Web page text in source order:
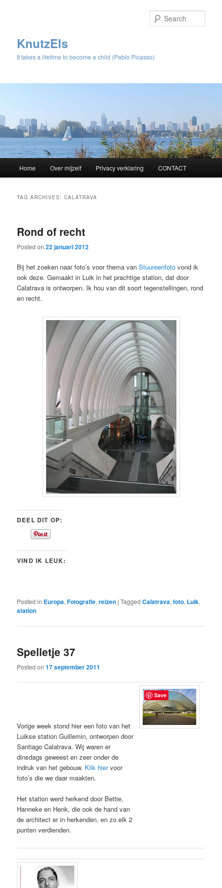
KnutzEls
It takes a lifetime to become a child (Pablo Picasso)
Skip
content
Skip
content
Home Over mijzelf Privacy verklaring CONTACT
TAG ARCHIVES:CALATRAVA
Rond of recht
Posted on22 januari 2012
Bij het zoeken naar foto’s voor thema vanStuureenfoto vond ik
ook deze. Gemaakt in Luik in het prachtige station, dat door
Calatrava is ontworpen. Ik hou van dit soort tegenstellingen, rond
en recht.
DEEL DIT OP:
VIND IK LEUK:
Posted in Europa,Fotografie,reizen |Tagged Calatrava,foto, Luik,
station
Spelletje 37
Posted on17 september 2011
Vorige week stond hier een foto van het
Luikse station Guillemin, ontworpen door
Santiago Calatrava. Wij waren er
dinsdags geweest en zeer onder de
indruk van het gebouw. Klik hiervoor
foto’s die we daar maakten.
Het station werd herkend door Bettie,
Hanneke en Henk, die ook de hand van
de architect er in herkenden. en zo elk 2
punten verdienden.
Save